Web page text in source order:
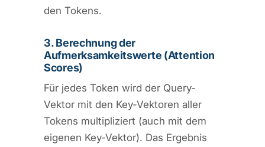
den Tokens.
3. Berechnung der
Aufmerksamkeitswerte (Attention
Scores)
Für jedes Token wird der Query-
Vektor mit den Key-Vektoren aller
Tokens multipliziert (auch mit dem
eigenen Key-Vektor). Das Ergebnis